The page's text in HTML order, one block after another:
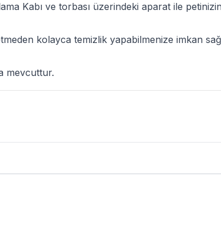
Kabı ve torbası üzerindeki aparat ile
kolayca temizlik yapabilmenize imkan
mevcuttur.